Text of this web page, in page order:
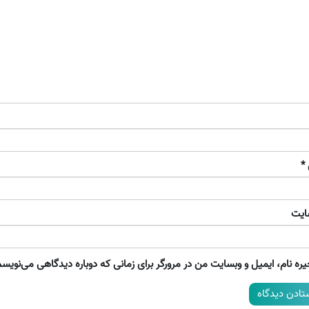
*
نام، ایمیل و وبسایت من در مرورگر برای زمانی که دوباره دیدگاهی